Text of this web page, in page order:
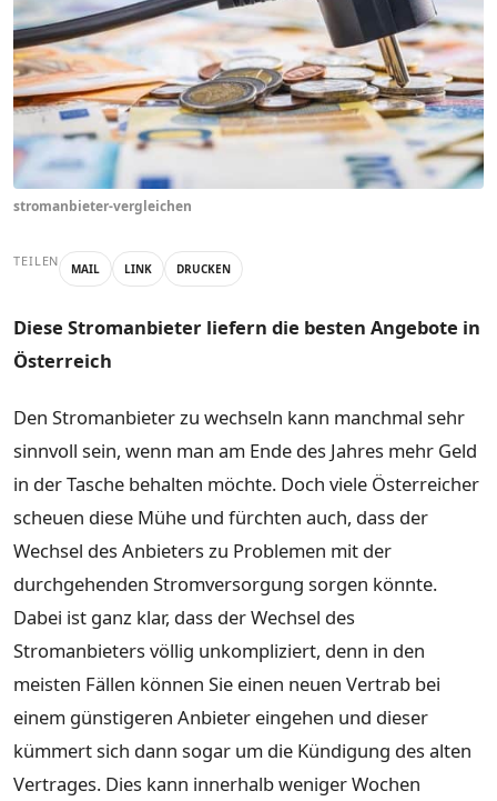
stromanbieter-vergleichen
TEILEN MAIL LINK DRUCKEN
Diese Stromanbieter liefern die besten Angebote in
Österreich
Den Stromanbieter zu wechseln kann manchmal sehr
sinnvoll sein, wenn man am Ende des Jahres mehr Geld
in der Tasche behalten möchte. Doch viele Österreicher
scheuen diese Mühe und fürchten auch, dass der
Wechsel des Anbieters zu Problemen mit der
durchgehenden Stromversorgung sorgen könnte.
Dabei ist ganz klar, dass der Wechsel des
Stromanbieters völlig unkompliziert, denn in den
meisten Fällen können Sie einen neuen Vertrab bei
einem günstigeren Anbieter eingehen und dieser
kümmert sich dann sogar um die Kündigung des alten
Vertrages. Dies kann innerhalb weniger Wochen